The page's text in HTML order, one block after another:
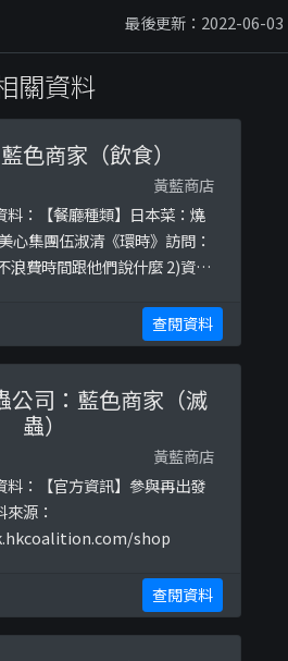
最後更新：2022-06-03
關資料
色商家（飲食）
黃藍商店
料：【餐廳種類】日本菜：燒
心集團伍淑清《環時》訪問：
浪費時間跟他們說什麼 2)資料
bit.do/frpK5http://
hk.finance.appledaily.com
20180620/ ...
查閱資料
公司：藍色商家（滅
蟲）
黃藍商店
料：【官方資訊】參與再出發
源：
shop
查閱資料